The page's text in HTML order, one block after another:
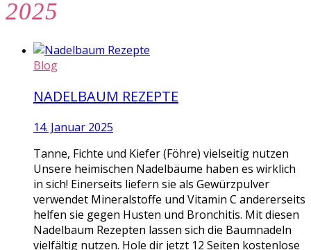
2025
Blog
NADELBAUM REZEPTE
14. Januar 2025
Tanne, Fichte und Kiefer (Föhre) vielseitig nutzen
Unsere heimischen Nadelbäume haben es wirklich
in sich! Einerseits liefern sie als Gewürzpulver
verwendet Mineralstoffe und Vitamin C andererseits
helfen sie gegen Husten und Bronchitis. Mit diesen
Nadelbaum Rezepten lassen sich die Baumnadeln
vielfältig nutzen. Hole dir jetzt 12 Seiten kostenlose